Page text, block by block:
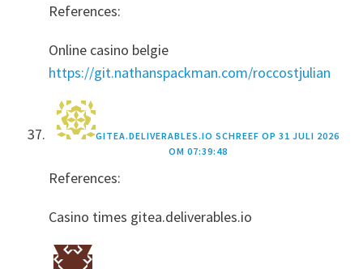
References:
Online casino belgie
https://git.nathanspackman.com/roccostjulian
GITEA.DELIVERABLES.IO SCHREEF OP 31 JULI 2026
OM 07:39:48
References:
Casino times gitea.deliverables.io